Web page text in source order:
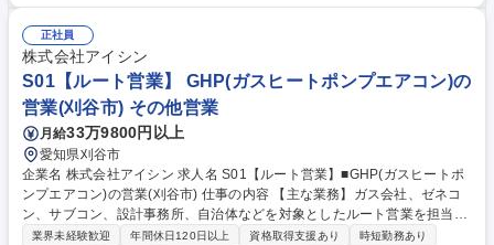
設計、P/L統括 ◆多様な市場の最前線に関与し、HQとしてリード ◆中
国、アセアン、アメリカ等の現地マーケティング担当と連携 ◆グローバル
戦略のローカライズおよび実行支援 ◆開発、クリエイティブ部門と連携し
た製品戦略の立案 ◆PR、SNS、デジタル戦略、ブランド戦略から広報ま
で広範な領域を統括 募集職種 《103583》グローバルブランドマネージャ
ー ※マーケティング部長候補
正社員
株式会社アイシン
S01【ルート営業】 GHP(ガスヒートポンプエアコン)の
営業(刈谷市) その他営業
月給33万9800円以上
愛知県刈谷市
企業名 株式会社アイシン 求人名 S01【ルート営業】■GHP(ガスヒートポ
ンプエアコン)の営業(刈谷市) 仕事の内容 【主な業務】ガス会社、ゼネコ
ン、サブコン、設計事務所、自治体などを対象としたルート営業を担当し
ていただきます。業界動向や顧客ニーズを把握し、マーケット情報として
業界未経験歓迎 年間休日120日以上 資格取得支援あり
時短勤務あり